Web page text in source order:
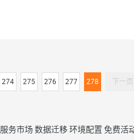
274 275 276 277 278 下一页
服务市场数据迁移环境配置 免费活